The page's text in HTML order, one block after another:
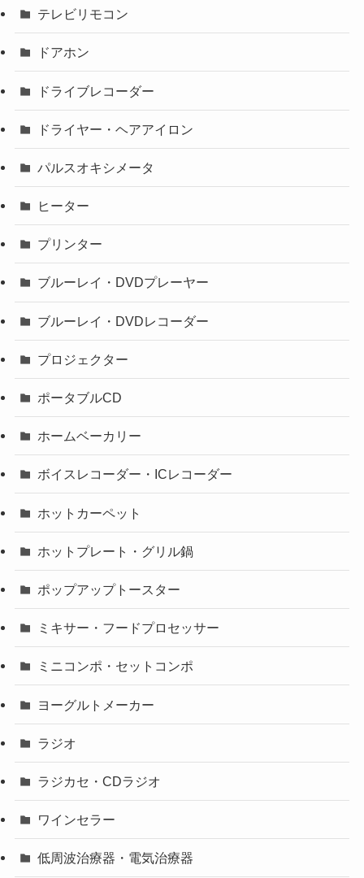
テレビリモコン
ドアホン
ドライブレコーダー
ドライヤー・ヘアアイロン
パルスオキシメータ
ヒーター
プリンター
ブルーレイ・DVDプレーヤー
ブルーレイ・DVDレコーダー
プロジェクター
ポータブルCD
ホームベーカリー
ボイスレコーダー・ICレコーダー
ホットカーペット
ホットプレート・グリル鍋
ポップアップトースター
ミキサー・フードプロセッサー
ミニコンポ・セットコンポ
ヨーグルトメーカー
ラジオ
ラジカセ・CDラジオ
ワインセラー
低周波治療器・電気治療器